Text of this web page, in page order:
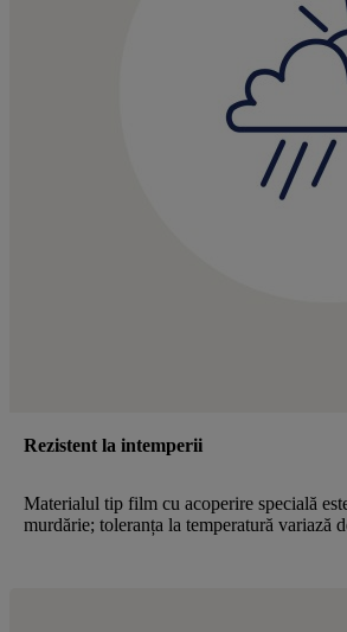
Rezistent la intemperii
Materialul tip film cu acoperire specială
murdărie; toleranța la temperatură variază